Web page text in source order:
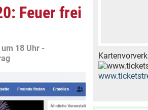
Feuer frei
18 Uhr -